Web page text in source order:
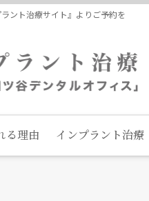
ント治療サイト』よりご予約を
る理由 インプラント治療